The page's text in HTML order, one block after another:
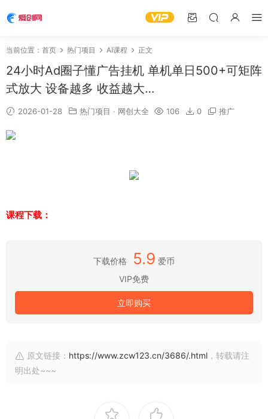
当前位置： 首页 热门项目 AI课程 正文
24小时Ad圈子懂广告挂机 单机单日500+可矩阵
式放大 设备越多 收益越大…
2026-01-28 热门项目 · 网创大全 106 0 推广
课程下载：
下载价格 5.9 爱币
VIP免费
立即购买
原文链接： https://www.zcw123.cn/3686/.html ，转载请注
明出处~~~